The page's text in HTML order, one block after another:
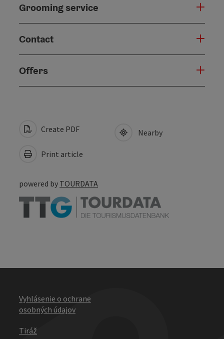
Grooming service
Contact
Offers
Create PDF
Print article
Nearby
powered by TOURDATA
Vyhlásenie o ochrane
osobných údajov
Tiráž